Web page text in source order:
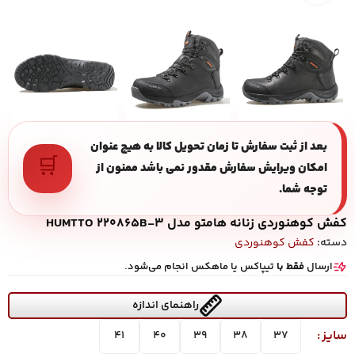
بعد از ثبت سفارش تا زمان تحویل کالا به هیچ عنوان
امکان ویرایش سفارش مقدور نمی باشد ممنون از
توجه شما.
🛒
کفش کوهنوردی زنانه هامتو مدل HUMTTO 220865B-3
دسته: کفش کوهنوردی
ارسال فقط با تیپاکس یا ماهکس انجام می‌شود.
راهنمای اندازه
سایز 37
38
39
40
41